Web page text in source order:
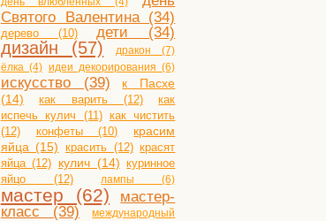
Святого Валентина (34)
дерево (10) дети (34)
дизайн (57)
дракон (7)
ёлка (4) идеи декорирования (6)
искусство (39)
к Пасхе
(14)
как варить (12)
как
испечь кулич (11) как чистить
(12)
конфеты (10)
красим
яйца (15)
красить (12) красят
яйца (12) кулич (14) куринное
яйцо (12)
лампы (6)
мастер (62)
мастер-
класс (39)
международный